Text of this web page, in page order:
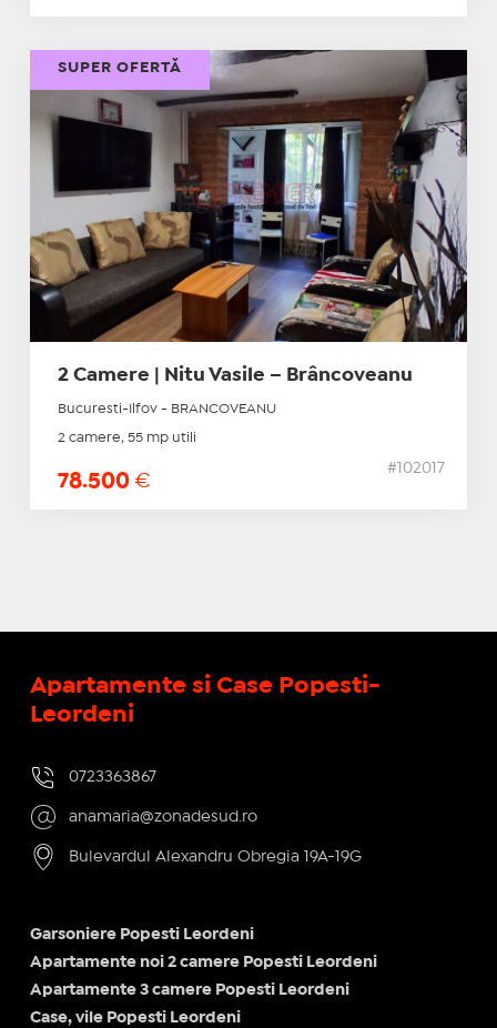
2 Camere | Nitu Vasile – Brâncoveanu
Bucuresti-Ilfov - BRANCOVEANU
2 camere, 55 mp utili
78.500 €
#102017
SUPER OFERTĂ
Apartamente si Case Popesti-
Leordeni
0723363867
anamaria@zonadesud.ro
Bulevardul Alexandru Obregia 19A-19G
Garsoniere Popesti Leordeni
Apartamente noi 2 camere Popesti Leordeni
Apartamente 3 camere Popesti Leordeni
Case, vile Popesti Leordeni